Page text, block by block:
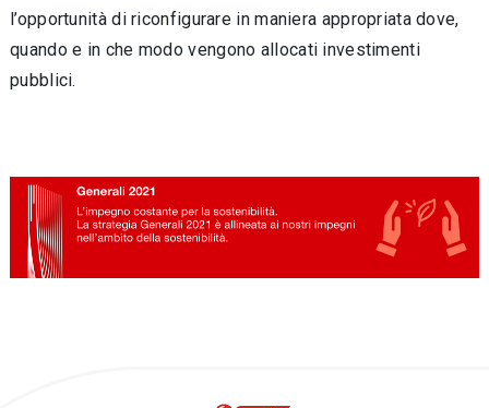
l’opportunità di riconfigurare in maniera appropriata dove,
quando e in che modo vengono allocati investimenti
pubblici.